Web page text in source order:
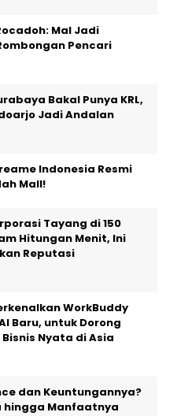
Mal Jadi
Pencari
Bakal Punya KRL,
Jadi Andalan
Indonesia Resmi
Mall!
Tayang di 150
Hitungan Menit, Ini
Reputasi
WorkBuddy
Baru, untuk Dorong
Nyata di Asia
dan Keuntungannya?
hingga Manfaatnya